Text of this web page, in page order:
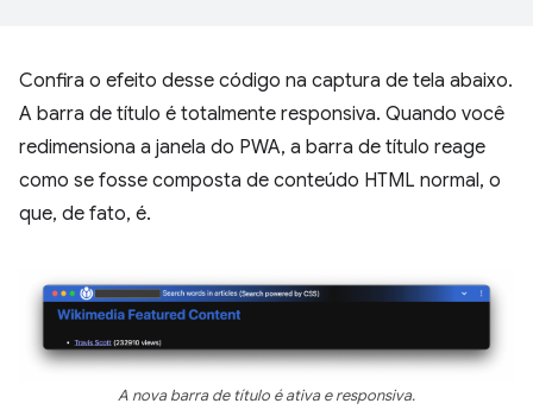
Confira o efeito desse código na captura de tela abaixo.
A barra de título é totalmente responsiva. Quando você
redimensiona a janela do PWA, a barra de título reage
como se fosse composta de conteúdo HTML normal, o
que, de fato, é.
A nova barra de título é ativa e responsiva.